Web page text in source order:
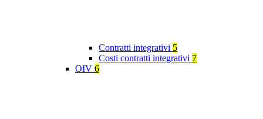
Contratti integrativi 5
Costi contratti integrativi 7
OIV 6